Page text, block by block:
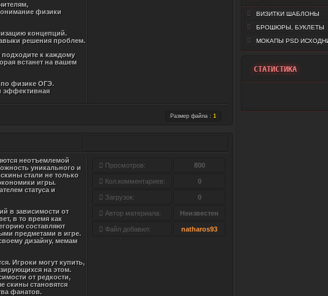
ВИЗИТКИ ШАБЛОНЫ
БРОШЮРЫ, БУКЛЕТЫ
МОКАПЫ PSD
СТАТИСТИКА
физики
концепций.
решения проблем.
подходите к каждому
встанет на вашем
по физике ОГЭ.
эффективная
Размер файла : 1
неотъемлемой
уникального и
стали не только
игры.
статуса и
в зависимости от
в то время как
составляют
предметами в игре.
дизайну, мемам
Игроки могут купить,
на этом.
от редкости,
скины становятся
фанатов.
Просмотров: 800
Кол.комментариев: 0
Загрузок: 0
Автор материала: Неизвестен
Файл добавил: natharos93